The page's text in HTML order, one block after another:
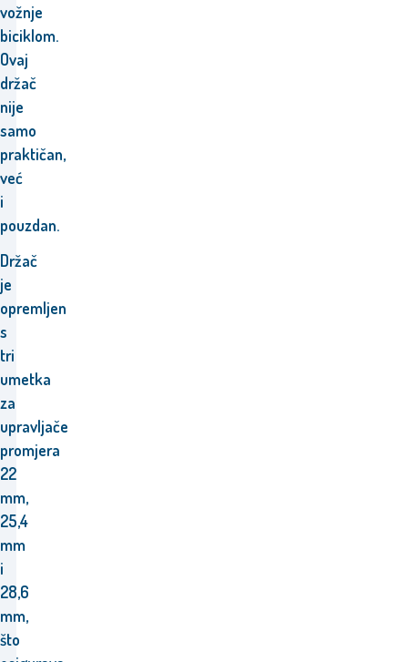
vožnje
biciklom.
Ovaj
držač
nije
samo
praktičan,
već
i
pouzdan.
Držač
je
opremljen
s
tri
umetka
za
upravljače
promjera
22
mm,
25,4
mm
i
28,6
mm,
što